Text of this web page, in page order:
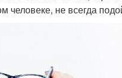
не всегда